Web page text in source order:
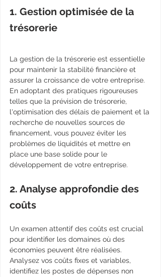
1. Gestion optimisée de la
trésorerie
La gestion de la trésorerie est essentielle
pour maintenir la stabilité financière et
assurer la croissance de votre entreprise.
En adoptant des pratiques rigoureuses
telles que la prévision de trésorerie,
l'optimisation des délais de paiement et la
recherche de nouvelles sources de
financement, vous pouvez éviter les
problèmes de liquidités et mettre en
place une base solide pour le
développement de votre entreprise.
2. Analyse approfondie des
coûts
Un examen attentif des coûts est crucial
pour identifier les domaines où des
économies peuvent être réalisées.
Analysez vos coûts fixes et variables,
identifiez les postes de dépenses non